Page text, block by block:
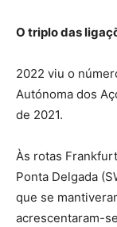
O triplo das
2022 viu o
Autónoma dos
de 2021.
Às rotas
Ponta Delgada
que se
acrescentaram-